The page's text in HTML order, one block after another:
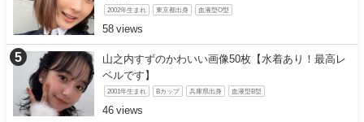
2002年生まれ 東京都出身 血液型O型
58
山之内すずのかわいい画像50枚【水着あり！最高レ
ベルです】
2001年生まれ Bカップ 兵庫県出身 血液型B型
46